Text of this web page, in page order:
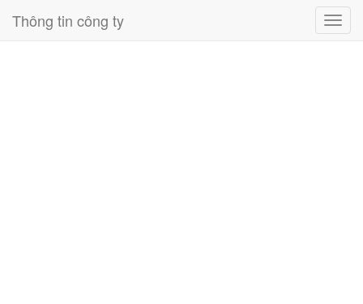
Thông tin công ty